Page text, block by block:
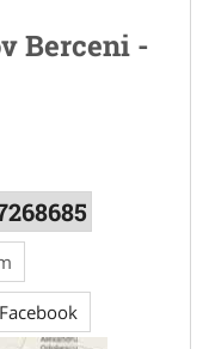
Berceni -
Facebook